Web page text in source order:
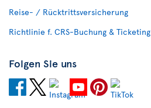
Reise- / Rücktrittsversicherung
Richtlinie f. CRS-Buchung & Ticketing
Folgen Sie uns